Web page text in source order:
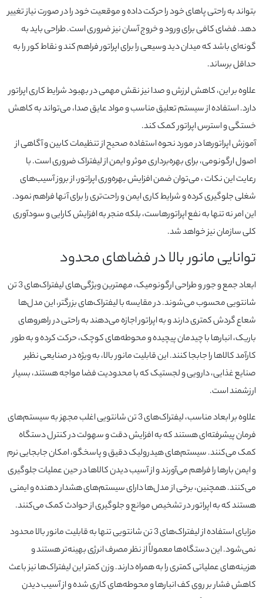
بتواند به راحتی پاهای خود را حرکت داده و موقعیت خود را در صورت نیاز تغییر
دهد. فضای کافی برای ورود و خروج آسان نیز ضروری است. طراحی باید به
گونه‌ای باشد که میدان دید وسیعی را برای اپراتور فراهم کند و نقاط کور را به
حداقل برساند.
علاوه بر این، کاهش لرزش و صدا نیز نقش مهمی در بهبود شرایط کاری اپراتور
دارد. استفاده از سیستم تعلیق مناسب و مواد عایق صدا، می‌تواند به کاهش
خستگی و استرس اپراتور کمک کند.
آموزش اپراتورها در مورد نحوه استفاده صحیح از تنظیمات کابین و آگاهی از
اصول ارگونومی، برای بهره‌برداری موثر و ایمن از لیفتراک ضروری است. با
رعایت این نکات ، می‌توان ضمن افزایش بهره‌وری اپراتور، از بروز آسیب‌های
شغلی جلوگیری کرده و شرایط کاری ایمن و راحت‌تری را برای آنها فراهم نمود.
این امر نه تنها به نفع اپراتورهاست، بلکه منجر به افزایش کارایی و سودآوری
کلی سازمان نیز خواهد شد.
توانایی مانور بالا در فضاهای محدود
ابعاد جمع و جور و طراحی ارگونومیک، مهمترین ویژگی‌های لیفتراک‌های 3 تن
شانتویی محسوب می‌شوند. در مقایسه با لیفتراک‌های بزرگتر، این مدل‌ها
شعاع گردش کمتری دارند و به اپراتور اجازه می‌دهند به راحتی در راهروهای
باریک، انبارها با چیدمان پیچیده و محوطه‌های کوچک، حرکت کرده و به طور
کارآمد کالاها را جابجا کنند. این قابلیت مانور بالا، به ویژه در صنایعی نظیر
صنایع غذایی، دارویی و لجستیک که با محدودیت فضا مواجه هستند، بسیار
ارزشمند است.
علاوه بر ابعاد مناسب، لیفتراک‌های 3 تن شانتویی اغلب مجهز به سیستم‌های
فرمان پیشرفته‌ای هستند که به افزایش دقت و سهولت در کنترل دستگاه
کمک می‌کنند. سیستم‌های هیدرولیک دقیق و پاسخگو، امکان جابجایی نرم
و ایمن بارها را فراهم می‌آورند و از آسیب دیدن کالاها در حین عملیات جلوگیری
می‌کنند. همچنین، برخی از مدل‌ها دارای سیستم‌های هشدار دهنده و ایمنی
هستند که به اپراتور در تشخیص موانع و جلوگیری از حوادث کمک می‌کنند.
مزایای استفاده از لیفتراک‌های 3 تن شانتویی تنها به قابلیت مانور بالا محدود
نمی‌شود. این دستگاه‌ها معمولاً از نظر مصرف انرژی بهینه‌تر هستند و
هزینه‌های عملیاتی کمتری را به همراه دارند. وزن کمتر این لیفتراک‌ها نیز باعث
کاهش فشار بر روی کف انبارها و محوطه‌های کاری شده و از آسیب دیدن